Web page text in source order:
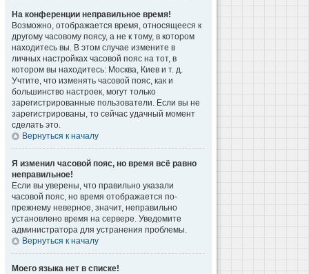
На конференции неправильное время!
Возможно, отображается время, относящееся к
другому часовому поясу, а не к тому, в котором
находитесь вы. В этом случае измените в
личных настройках часовой пояс на тот, в
котором вы находитесь: Москва, Киев и т. д.
Учтите, что изменять часовой пояс, как и
большинство настроек, могут только
зарегистрированные пользователи. Если вы не
зарегистрированы, то сейчас удачный момент
сделать это.
Вернуться к началу
Я изменил часовой пояс, но время всё равно
неправильное!
Если вы уверены, что правильно указали
часовой пояс, но время отображается по-
прежнему неверное, значит, неправильно
установлено время на сервере. Уведомите
администратора для устранения проблемы.
Вернуться к началу
Моего языка нет в списке!